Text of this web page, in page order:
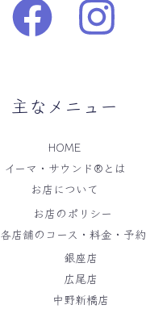
主なメニュー
HOME
イーマ・サウンド®️とは
お店について
お店のポリシー
各店舗のコース・料金・予約
銀座店
広尾店
中野新橋店